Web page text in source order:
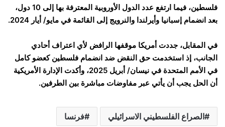
فلسطين، فيما ارتفع عدد الدول الأوروبية المعترفة بها إلى 10 دول،
بعد انضمام إسبانيا وأيرلندا والنرويج إلى القائمة في مايو/ أيار 2024.
في المقابل، جددت أمريكا موقفها الرافض لأي اعتراف أحادي
الجانب، إذ استخدمت حق النقض ضد انضمام فلسطين كعضو كامل
في الأمم المتحدة في نيسان/ أبريل 2025، وأكدت الإدارة الأمريكية
أن الحل يجب أن يأتي عبر مفاوضات مباشرة بين الطرفين.
الصراع الفلسطيني الاسرائيلي فرنسا